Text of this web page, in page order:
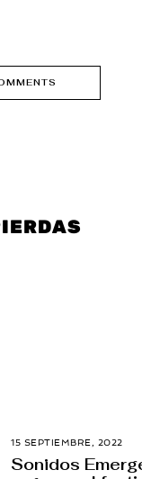
15 SEPTIEMBRE, 2022
S
Sonidos